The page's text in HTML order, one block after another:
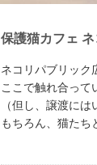
保護猫カフェ
ネコリパブリック
ここで触れ合って
（但し、譲渡に
もちろん、猫たち